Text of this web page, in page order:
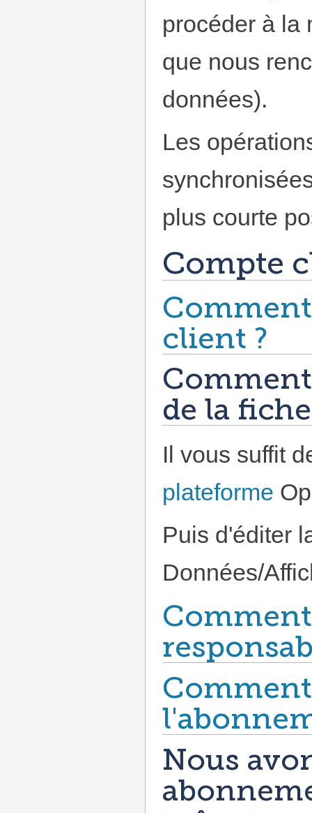
procéder à la
que nous
données).
Les
plus courte
Compte
client ?
de la
Il vous suffit
plateforme
Puis d'éditer
Données/
Nous